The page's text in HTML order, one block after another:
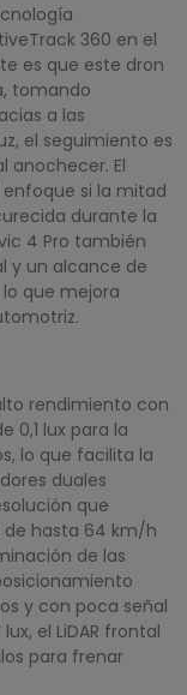
360 en el
es que este dron
tomando
a las
el seguimiento es
anochecer. El
si la mitad
durante la
4 Pro también
y un alcance de
que mejora
rendimiento con
0,1 lux para la
lo que facilita la
duales
que
de hasta 64 km/h
de las
y con poca señal
el LiDAR frontal
para frenar